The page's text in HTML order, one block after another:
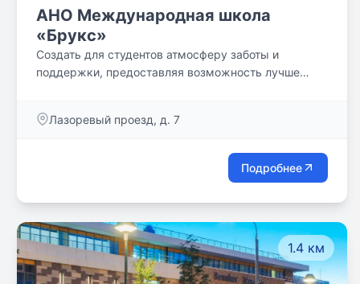
АНО Международная школа
«Брукс»
Создать для студентов атмосферу заботы и
поддержки, предоставляя возможность лучше
всех уголков мира, и наша школа поддерживает
того, чтобы познать этот мир во взаимодействии с
ним. Мы вдохновляем и учим студентов
использовать окружающую среду как инструмент и
источник для обучения и развития.
Лазоревый проезд, д. 7
Подробнее
1.4 км